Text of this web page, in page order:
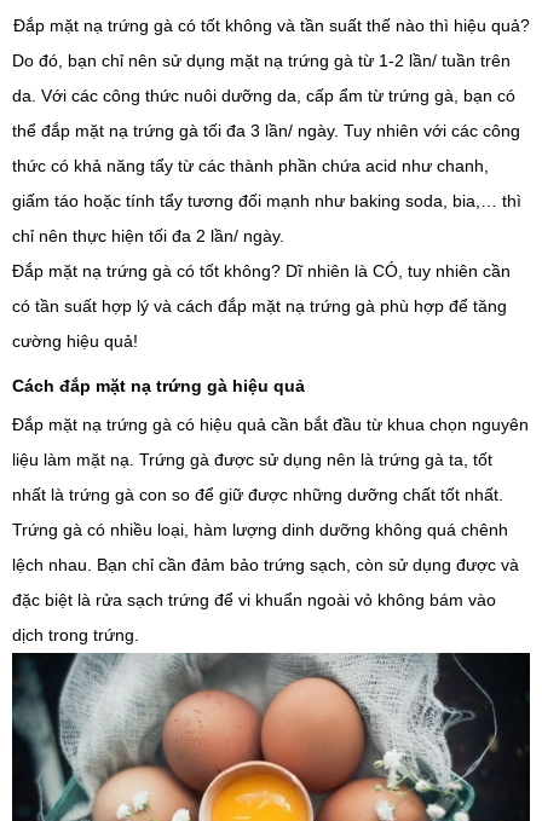
Đắp mặt nạ trứng gà có tốt không và tần suất thế nào thì hiệu quả?
Do đó, bạn chỉ nên sử dụng mặt nạ trứng gà từ 1-2 lần/ tuần trên
da. Với các công thức nuôi dưỡng da, cấp ẩm từ trứng gà, bạn có
thể đắp mặt nạ trứng gà tối đa 3 lần/ ngày. Tuy nhiên với các công
thức có khả năng tẩy từ các thành phần chứa acid như chanh,
giấm táo hoặc tính tẩy tương đối mạnh như baking soda, bia,… thì
chỉ nên thực hiện tối đa 2 lần/ ngày.
Đắp mặt nạ trứng gà có tốt không? Dĩ nhiên là CÓ, tuy nhiên cần
có tần suất hợp lý và cách đắp mặt nạ trứng gà phù hợp để tăng
cường hiệu quả!
Cách đắp mặt nạ trứng gà hiệu quả
Đắp mặt nạ trứng gà có hiệu quả cần bắt đầu từ khua chọn nguyên
liệu làm mặt nạ. Trứng gà được sử dụng nên là trứng gà ta, tốt
nhất là trứng gà con so để giữ được những dưỡng chất tốt nhất.
Trứng gà có nhiều loại, hàm lượng dinh dưỡng không quá chênh
lệch nhau. Bạn chỉ cần đảm bảo trứng sạch, còn sử dụng được và
đặc biệt là rửa sạch trứng để vi khuẩn ngoài vỏ không bám vào
dịch trong trứng.